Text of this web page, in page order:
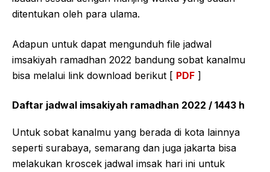
ditentukan oleh para ulama.
Adapun untuk dapat mengunduh file jadwal
imsakiyah ramadhan 2022 bandung sobat kanalmu
bisa melalui link download berikut [ PDF ]
Daftar jadwal imsakiyah ramadhan 2022 / 1443 h
Untuk sobat kanalmu yang berada di kota lainnya
seperti surabaya, semarang dan juga jakarta bisa
melakukan kroscek jadwal imsak hari ini untuk